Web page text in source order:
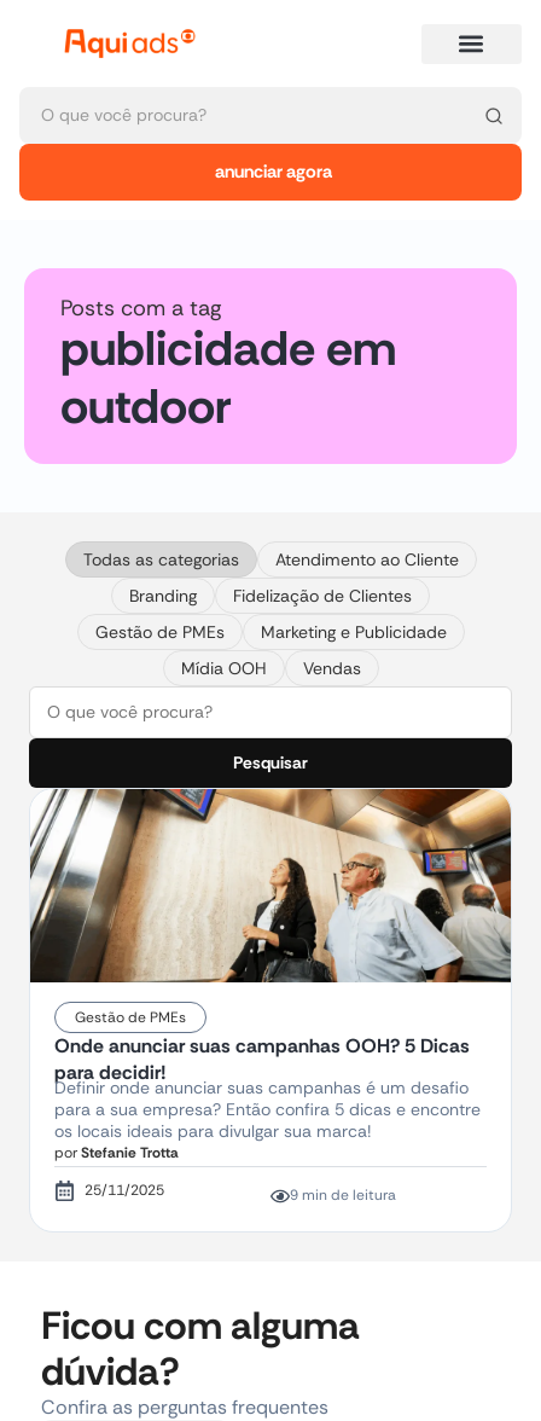
anunciar agora
Posts com a tag
publicidade em
outdoor
Todas as categorias
Atendimento ao Cliente
Branding
Fidelização de Clientes
Gestão de PMEs
Marketing e Publicidade
Mídia OOH
Vendas
Pesquisar
Gestão de PMEs
Onde anunciar suas campanhas OOH? 5 Dicas
para decidir!
Definir onde anunciar suas campanhas é um desafio
para a sua empresa? Então confira 5 dicas e encontre
os locais ideais para divulgar sua marca!
porStefanie Trotta
25/11/2025
9 min de leitura
Ficou com alguma
dúvida?
Confira as perguntas frequentes